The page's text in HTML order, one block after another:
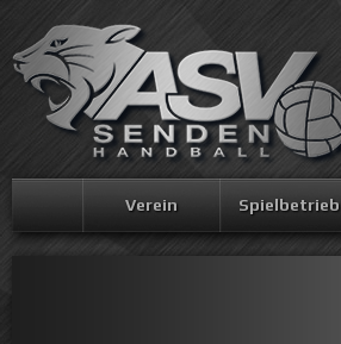
Verein Spielbetrieb